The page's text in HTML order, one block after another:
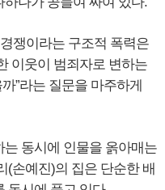
쟁이라는 구조적 폭력은
이웃이 범죄자로 변하는
”라는 질문을 마주하게
동시에 인물을 옭아매는
(손예진)의 집은 단순한 배